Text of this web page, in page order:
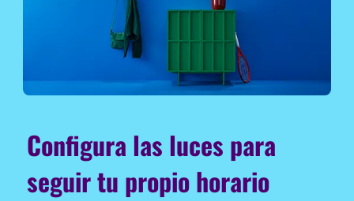
Configura las luces para
seguir tu propio horario